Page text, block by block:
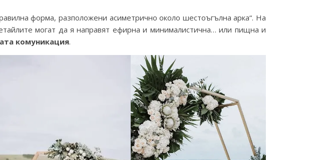
форма, разположени асиметрично около шестоъгълна арка“. На
могат да я направят ефирна и минималистична… или пищна и
комуникация.